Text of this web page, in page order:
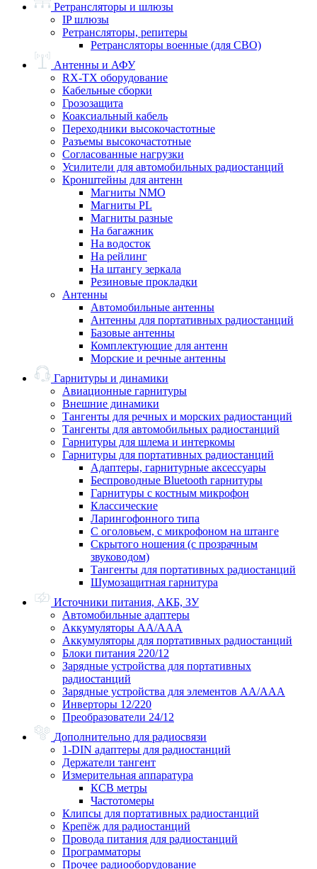
Ретрансляторы и шлюзы
IP шлюзы
Ретрансляторы, репитеры
Ретрансляторы военные (для СВО)
Антенны и АФУ
RX-TX оборудование
Кабельные сборки
Грозозащита
Коаксиальный кабель
Переходники высокочастотные
Разъемы высокочастотные
Согласованные нагрузки
Усилители для автомобильных радиостанций
Кронштейны для антенн
Магниты NMO
Магниты PL
Магниты разные
На багажник
На водосток
На рейлинг
На штангу зеркала
Резиновые прокладки
Антенны
Автомобильные антенны
Антенны для портативных радиостанций
Базовые антенны
Комплектующие для антенн
Морские и речные антенны
Гарнитуры и динамики
Авиационные гарнитуры
Внешние динамики
Тангенты для речных и морских радиостанций
Тангенты для автомобильных радиостанций
Гарнитуры для шлема и интеркомы
Гарнитуры для портативных радиостанций
Адаптеры, гарнитурные аксессуары
Беспроводные Bluetooth гарнитуры
Гарнитуры с костным микрофон
Классические
Ларингофонного типа
С оголовьем, с микрофоном на штанге
Скрытого ношения (с прозрачным
звуководом)
Тангенты для портативных радиостанций
Шумозащитная гарнитура
Источники питания, АКБ, ЗУ
Автомобильные адаптеры
Аккумуляторы АА/ААА
Аккумуляторы для портативных радиостанций
Блоки питания 220/12
Зарядные устройства для портативных
радиостанций
Зарядные устройства для элементов АА/ААА
Инверторы 12/220
Преобразователи 24/12
Дополнительно для радиосвязи
1-DIN адаптеры для радиостанций
Держатели тангент
Измерительная аппаратура
КСВ метры
Частотомеры
Клипсы для портативных радиостанций
Крепёж для радиостанций
Провода питания для радиостанций
Программаторы
Прочее радиооборудование